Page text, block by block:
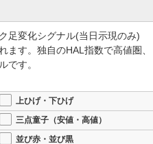
足変化シグナル(当日示現のみ)
ます。独自のHAL指数で高値圏、
です。
上ひげ・下ひげ
三点童子（安値・高値）
並び赤・並び黒